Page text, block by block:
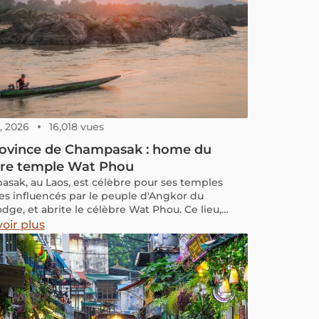
2026 16,018 vues
de Champasak : home du
temple Wat Phou
au Laos, est célèbre pour ses temples
influencés par le peuple d'Angkor du
et abrite le célèbre Wat Phou. Ce lieu,
sa tranquillité, son accueil chaleureux et
patrimoine culturel, historique et naturel,
également de vestiges archéologiques.
Champasak, une perle du Pays du Million
plus